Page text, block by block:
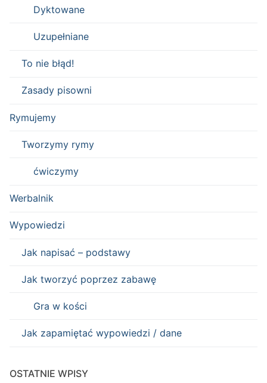
Dyktowane
Uzupełniane
To nie błąd!
Zasady pisowni
Rymujemy
Tworzymy rymy
ćwiczymy
Werbalnik
Wypowiedzi
Jak napisać – podstawy
Jak tworzyć poprzez zabawę
Gra w kości
Jak zapamiętać wypowiedzi / dane
OSTATNIE WPISY